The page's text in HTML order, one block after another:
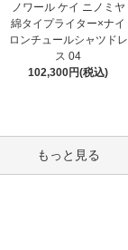
ノワール ケイ ニノミヤ
綿タイプライター×ナイ
ロンチュールシャツドレ
ス 04
102,300円(税込)
もっと見る